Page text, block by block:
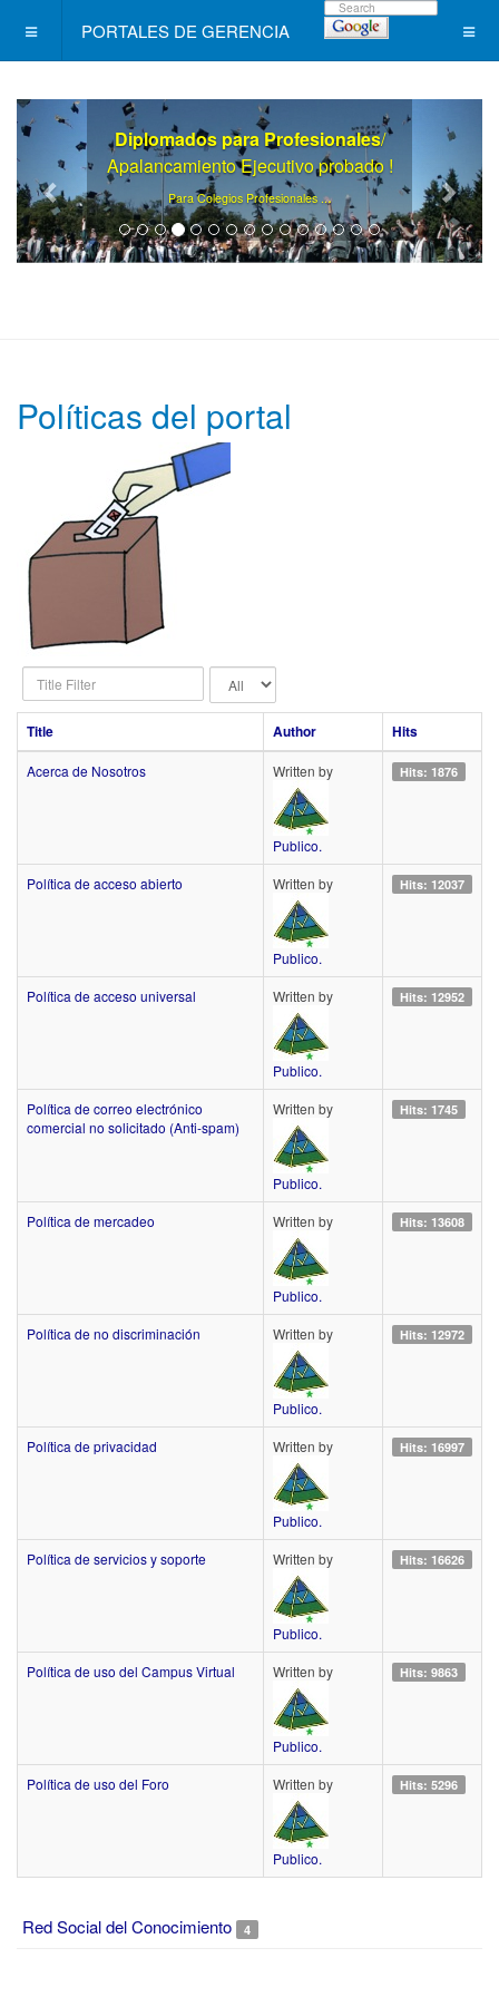
PORTALES DE GERENCIA
Diplomados para Profesionales/
Apalancamiento Ejecutivo probado !
Para Colegios Profesionales ...
Políticas del portal
Title
Filter
Display
Title
Author Hits
Acerca de Nosotros Written by
Publico.
Hits: 1876
Política de acceso abierto Written by
Publico.
Hits: 12037
Política de acceso universal Written by
Publico.
Hits: 12952
Política de correo electrónico
comercial no solicitado (Anti-spam)
Written by
Publico.
Hits: 1745
Política de mercadeo Written by
Publico.
Hits: 13608
Política de no discriminación Written by
Publico.
Hits: 12972
Política de privacidad Written by
Publico.
Hits: 16997
Política de servicios y soporte Written by
Publico.
Hits: 16626
Política de uso del Campus Virtual Written by
Publico.
Hits: 9863
Política de uso del Foro Written by
Publico.
Hits: 5296
Red Social del Conocimiento 4